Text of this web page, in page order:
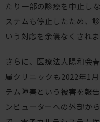
たり一部の診療を中止し
ステムも停止したため、
いう対応を余儀なくされま
さらに、医療法人陽和会
属クリニックも2022年1
テム障害という被害を報
ンピューターへの外部か